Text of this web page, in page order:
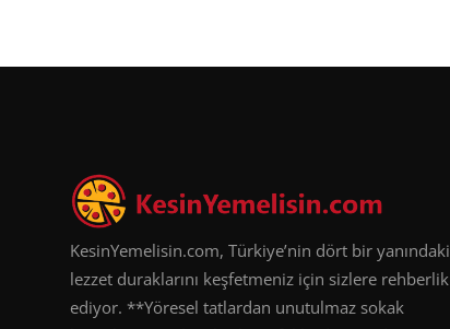
KesinYemelisin.com, Türkiye’nin dört bir yanındaki
lezzet duraklarını keşfetmeniz için sizlere rehberlik
ediyor. **Yöresel tatlardan unutulmaz sokak